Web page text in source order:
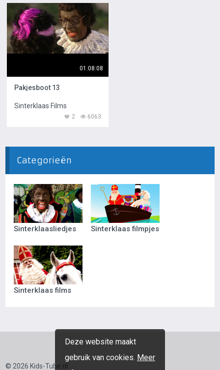
01:08:08
Pakjesboot 13
Sinterklaas Films
6063
2
Categorieën
Sinterklaasliedjes Sinterklaas filmpjes
Sinterklaas films
Deze website maakt
gebruik van cookies. Meer
© 2026 Kids-Tube.nl